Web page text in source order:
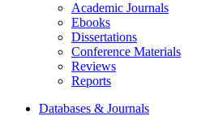
Academic Journals
Ebooks
Dissertations
Conference Materials
Reviews
Reports
Databases & Journals